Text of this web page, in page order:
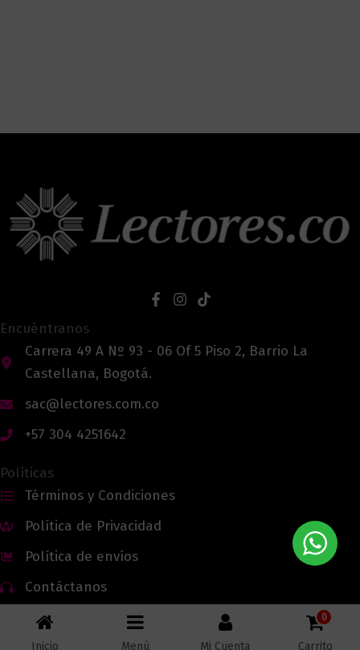
Encuéntranos
Carrera 49 A Nº 93 - 06 Of 5 Piso 2, Barrio La
Castellana, Bogotá.
sac@lectores.com.co
+57 304 4251642
Políticas
Términos y Condiciones
Política de Privacidad
Política de envíos
Contáctanos
Inicio Menú Mi Cuenta
0
Carrito